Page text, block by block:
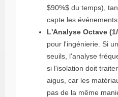
$90%$ du temps),
capte les
L'Analyse Octave
pour l'ingénierie. Si
seuils, l'analyse
si l'isolation doit
aigus, car les
pas de la même